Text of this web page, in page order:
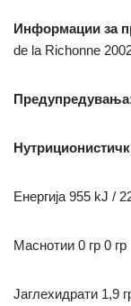
Информации за
de la Richonne
Енергија 955 kJ /
Маснотии 0 гр 0 гр
Јаглехидрати 1,9